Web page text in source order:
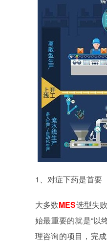
1、对症下药是首要
大多数MES选型失
始最重要的就是“以
理咨询的项目，完